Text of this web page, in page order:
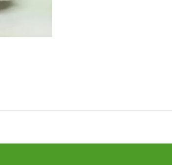
SANTO SVIEČKA